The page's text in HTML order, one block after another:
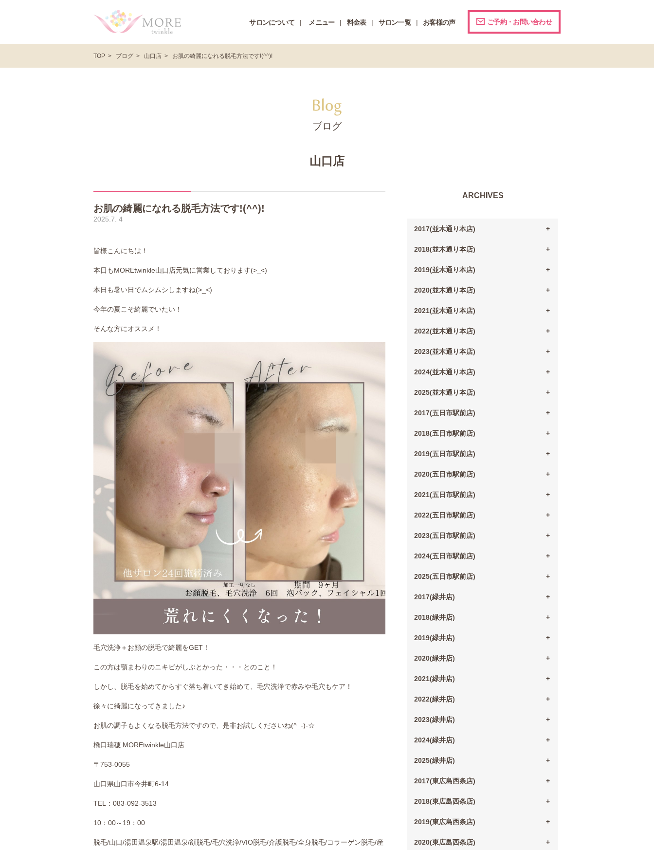
サロンについて メニュー 料金表 サロン一覧 お客様の声 ご予約・お問い合わせ
TOP ブログ 山口店 お肌の綺麗になれる脱毛方法です!(^^)!
ブログ
山口店
お肌の綺麗になれる脱毛方法です!(^^)!
2025.7. 4
皆様こんにちは！
本日もMOREtwinkle山口店元気に営業しております(>_<)
本日も暑い日でムシムシしますね(>_<)
今年の夏こそ綺麗でいたい！
そんな方にオススメ！
毛穴洗浄＋お顔の脱毛で綺麗をGET！
この方は顎まわりのニキビがしぶとかった・・・とのこと！
しかし、脱毛を始めてからすぐ落ち着いてき始めて、毛穴洗浄で赤みや毛穴もケア！
徐々に綺麗になってきました♪
お肌の調子もよくなる脱毛方法ですので、是非お試しくださいね(^_-)-☆
橋口瑞穂 MOREtwinkle山口店
〒753-0055
山口県山口市今井町6-14
TEL：083-092-3513
10：00～19：00
脱毛/山口/湯田温泉駅/湯田温泉/顔脱毛/毛穴洗浄/VIO脱毛/介護脱毛/全身脱毛/コラーゲン脱毛/産
ARCHIVES
2017(並木通り本店)
2018(並木通り本店)
2019(並木通り本店)
2020(並木通り本店)
2021(並木通り本店)
2022(並木通り本店)
2023(並木通り本店)
2024(並木通り本店)
2025(並木通り本店)
2017(五日市駅前店)
2018(五日市駅前店)
2019(五日市駅前店)
2020(五日市駅前店)
2021(五日市駅前店)
2022(五日市駅前店)
2023(五日市駅前店)
2024(五日市駅前店)
2025(五日市駅前店)
2017(緑井店)
2018(緑井店)
2019(緑井店)
2020(緑井店)
2021(緑井店)
2022(緑井店)
2023(緑井店)
2024(緑井店)
2025(緑井店)
2017(東広島西条店)
2018(東広島西条店)
2019(東広島西条店)
2020(東広島西条店)